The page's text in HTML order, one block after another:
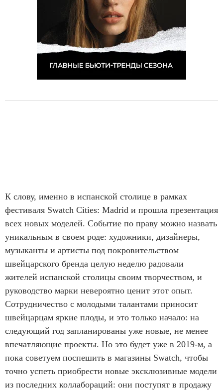
К слову, именно в испанской столице в рамках
фестиваля Swatch Cities: Madrid и прошла презентация
всех новых моделей. Событие по праву можно назвать
уникальным в своем роде: художники, дизайнеры,
музыканты и артисты под покровительством
швейцарского бренда целую неделю радовали
жителей испанской столицы своим творчеством, и
руководство марки невероятно ценит этот опыт.
Сотрудничество с молодыми талантами приносит
швейцарцам яркие плоды, и это только начало: на
следующий год запланированы уже новые, не менее
впечатляющие проекты. Но это будет уже в 2019-м, а
пока советуем поспешить в магазины Swatch, чтобы
точно успеть приобрести новые эксклюзивные модели
из последних коллабораций: они поступят в продажу